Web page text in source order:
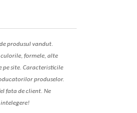
produsul vandut.
formele, alte
pe site. Caracteristicile
atorilor produselor.
fata de client. Ne
intelegere!